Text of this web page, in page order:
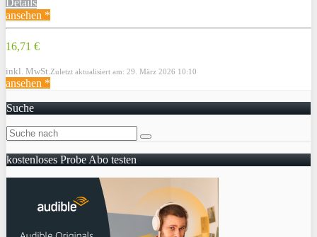
ansehen *
16,71 €
inkl. MwSt. Zuletzt aktualisiert am: 29. März 2026 10:10
ansehen *
Suche
kostenloses Probe Abo testen